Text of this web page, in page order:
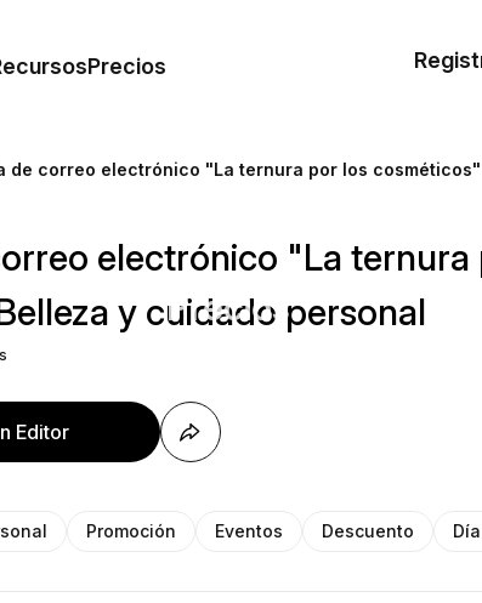
Precios
Precios
de correo electrónico "La ternura por los
electrónico "La
y cuidado personal
Editor
Promoción Eventos Descuento